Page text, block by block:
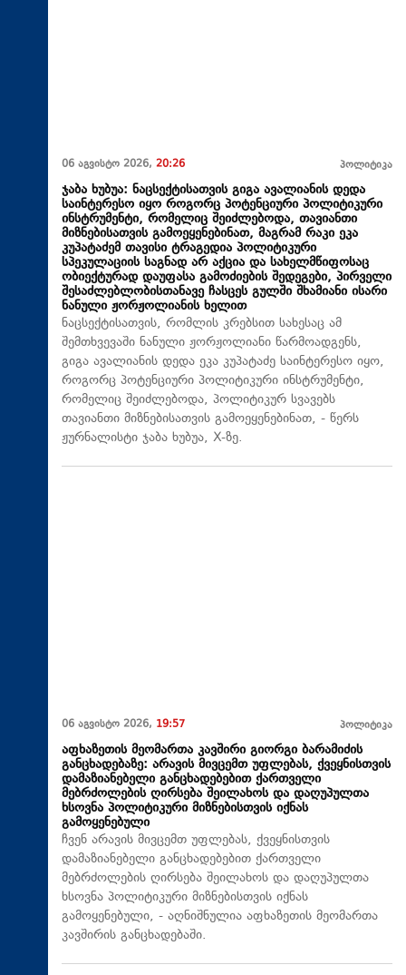
06 აგვისტო 2026, 20:26 პოლიტიკა
ჯაბა ხუბუა: ნაცსექტისათვის გიგა ავალიანის დედა
საინტერესო იყო როგორც პოტენციური პოლიტიკური
ინსტრუმენტი, რომელიც შეიძლებოდა, თავიანთი
მიზნებისათვის გამოეყენებინათ, მაგრამ რაკი ეკა
კუპატაძემ თავისი ტრაგედია პოლიტიკური
სპეკულაციის საგნად არ აქცია და სახელმწიფოსაც
ობიექტურად დაუფასა გამოძიების შედეგები, პირველი
შესაძლებლობისთანავე ჩასცეს გულში შხამიანი ისარი
ნანული ჟორჟოლიანის ხელით
ნაცსექტისათვის, რომლის კრებსით სახესაც ამ
შემთხვევაში ნანული ჟორჟოლიანი წარმოადგენს,
გიგა ავალიანის დედა ეკა კუპატაძე საინტერესო იყო,
როგორც პოტენციური პოლიტიკური ინსტრუმენტი,
რომელიც შეიძლებოდა, პოლიტიკურ სვავებს
თავიანთი მიზნებისათვის გამოეყენებინათ, - წერს
ჟურნალისტი ჯაბა ხუბუა, X-ზე.
06 აგვისტო 2026, 19:57 პოლიტიკა
აფხაზეთის მეომართა კავშირი გიორგი ბარამიძის
განცხადებაზე: არავის მივცემთ უფლებას, ქვეყნისთვის
დამაზიანებელი განცხადებებით ქართველი
მებრძოლების ღირსება შეილახოს და დაღუპულთა
ხსოვნა პოლიტიკური მიზნებისთვის იქნას
გამოყენებული
ჩვენ არავის მივცემთ უფლებას, ქვეყნისთვის
დამაზიანებელი განცხადებებით ქართველი
მებრძოლების ღირსება შეილახოს და დაღუპულთა
ხსოვნა პოლიტიკური მიზნებისთვის იქნას
გამოყენებული, - აღნიშნულია აფხაზეთის მეომართა
კავშირის განცხადებაში.